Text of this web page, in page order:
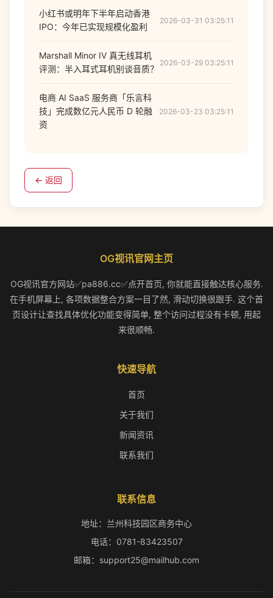
小红书或明年下半年启动香港
IPO：今年已实现规模化盈利
2026-03-31 03:25:11
Marshall Minor IV 真无线耳机
评测：半入耳式耳机别谈音质？
2026-03-29 03:25:11
电商 AI SaaS 服务商「乐言科
技」完成数亿元人民币 D 轮融
资
2026-03-23 03:25:11
← 返回
OG视讯官网主页
OG视讯官方网站✅pa886.cc✅点开首页, 你就能直接触达核心服务.
在手机屏幕上, 各项数据整合方案一目了然, 滑动切换很跟手. 这个首
页设计让查找具体优化功能变得简单, 整个访问过程没有卡顿, 用起
来很顺畅.
快速导航
首页
关于我们
新闻资讯
联系我们
联系信息
地址：兰州科技园区商务中心
电话：0781-83423507
邮箱：support25@mailhub.com